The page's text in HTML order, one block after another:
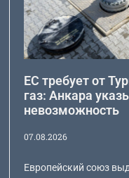
ЕС требует от
газ: Анкара
невозможность
07.08.2026
Европейский союз